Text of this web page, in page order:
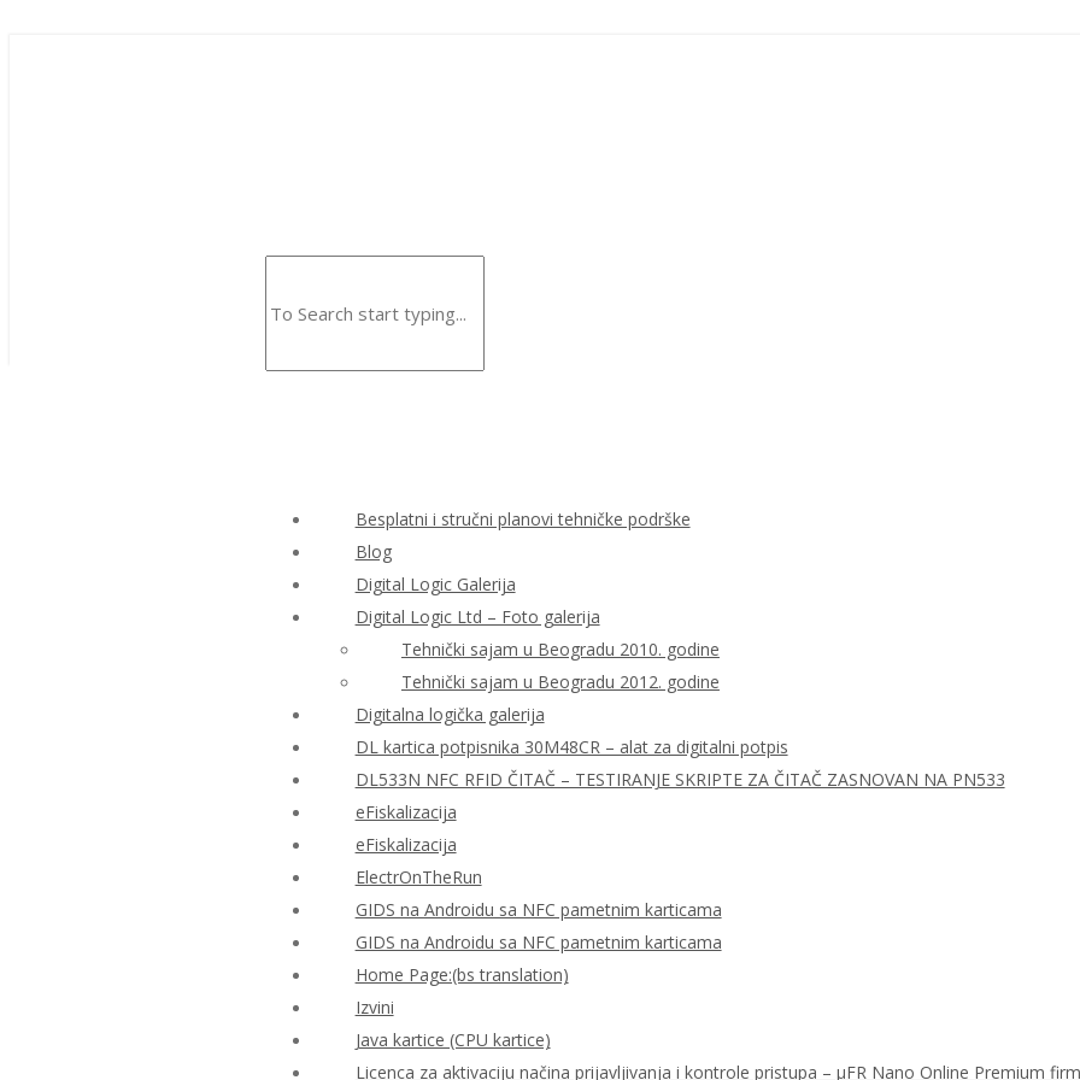
Besplatni i stručni planovi tehničke podrške
Blog
Digital Logic Galerija
Digital Logic Ltd – Foto galerija
Tehnički sajam u Beogradu 2010. godine
Tehnički sajam u Beogradu 2012. godine
Digitalna logička galerija
DL kartica potpisnika 30M48CR – alat za digitalni potpis
DL533N NFC RFID ČITAČ – TESTIRANJE SKRIPTE ZA ČITAČ ZASNOVAN NA PN533
eFiskalizacija
eFiskalizacija
ElectrOnTheRun
GIDS na Androidu sa NFC pametnim karticama
GIDS na Androidu sa NFC pametnim karticama
Home Page:(bs translation)
Izvini
Java kartice (CPU kartice)
Licenca za aktivaciju načina prijavljivanja i kontrole pristupa – μFR Nano Online Premium